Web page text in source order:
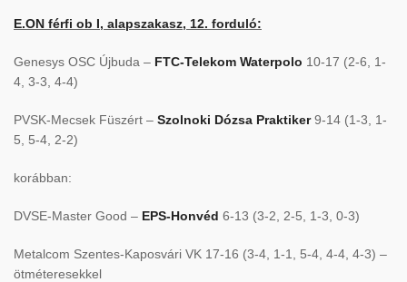
E.ON férfi ob I, alapszakasz, 12. forduló:
Genesys OSC Újbuda – FTC-Telekom Waterpolo 10-17 (2-6, 1-
4, 3-3, 4-4)
PVSK-Mecsek Füszért – Szolnoki Dózsa Praktiker9-14 (1-3, 1-
5, 5-4, 2-2)
korábban:
DVSE-Master Good – EPS-Honvéd 6-13 (3-2, 2-5, 1-3, 0-3)
Metalcom Szentes-Kaposvári VK 17-16 (3-4, 1-1, 5-4, 4-4, 4-3) –
ötméteresekkel